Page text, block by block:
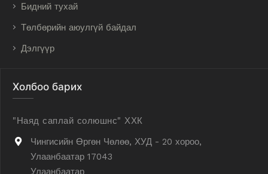
Бидний тухай
Төлбөрийн аюулгүй байдал
Дэлгүүр
Холбоо барих
"Наяд саплай солюшнс" ХХК
Чингисийн Өргөн Чөлөө, ХУД - 20 хороо,
Улаанбаатар 17043
Улаанбаатар